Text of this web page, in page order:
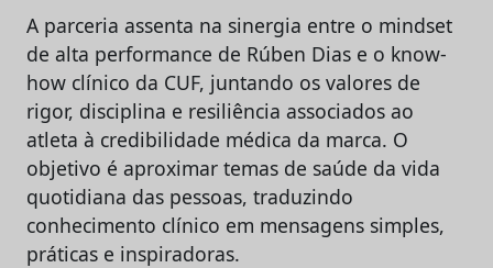
A parceria assenta na sinergia entre o mindset
de alta performance de Rúben Dias e o know-
how clínico da CUF, juntando os valores de
rigor, disciplina e resiliência associados ao
atleta à credibilidade médica da marca. O
objetivo é aproximar temas de saúde da vida
quotidiana das pessoas, traduzindo
conhecimento clínico em mensagens simples,
práticas e inspiradoras.